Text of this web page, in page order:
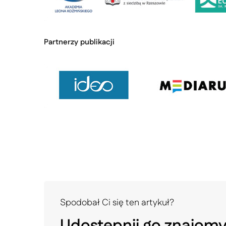
Partnerzy publikacji
Spodobał Ci się ten artykuł?